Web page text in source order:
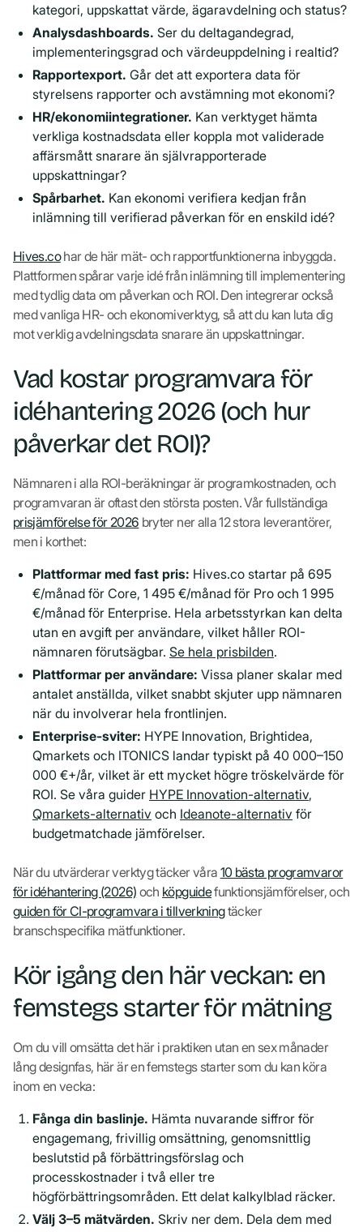
kategori, uppskattat värde, ägaravdelning och status?
Analysdashboards. Ser du deltagandegrad,
implementeringsgrad och värdeuppdelning i realtid?
Rapportexport. Går det att exportera data för
styrelsens rapporter och avstämning mot ekonomi?
HR/ekonomiintegrationer. Kan verktyget hämta
verkliga kostnadsdata eller koppla mot validerade
affärsmått snarare än självrapporterade
uppskattningar?
Spårbarhet. Kan ekonomi verifiera kedjan från
inlämning till verifierad påverkan för en enskild idé?
Hives.cohar de här mät- och rapportfunktionerna inbyggda.
Plattformen spårar varje idé från inlämning till implementering
med tydlig data om påverkan och ROI. Den integrerar också
med vanliga HR- och ekonomiverktyg, så att du kan luta dig
mot verklig avdelningsdata snarare än uppskattningar.
Vad kostar programvara för
idéhantering 2026 (och hur
påverkar det ROI)?
Nämnaren i alla ROI-beräkningar är programkostnaden, och
programvaran är oftast den största posten. Vår fullständiga
prisjämförelse för 2026 bryter ner alla 12 stora leverantörer,
men i korthet:
Plattformar med fast pris: Hives.co startar på 695
€/månad för Core, 1 495 €/månad för Pro och 1 995
€/månad för Enterprise. Hela arbetsstyrkan kan delta
utan en avgift per användare, vilket håller ROI-
nämnaren förutsägbar. Se hela prisbilden.
Plattformar per användare: Vissa planer skalar med
antalet anställda, vilket snabbt skjuter upp nämnaren
när du involverar hela frontlinjen.
Enterprise-sviter: HYPE Innovation, Brightidea,
Qmarkets och ITONICS landar typiskt på 40 000–150
000 €+/år, vilket är ett mycket högre tröskelvärde för
ROI. Se våra guider HYPE Innovation-alternativ,
Qmarkets-alternativ och Ideanote-alternativ för
budgetmatchade jämförelser.
När du utvärderar verktyg täcker våra 10 bästa programvaror
för idéhantering (2026) och köpguidefunktionsjämförelser, och
guiden för CI-programvara i tillverkningtäcker
branschspecifika mätfunktioner.
Kör igång den här veckan: en
femstegs starter för mätning
Om du vill omsätta det här i praktiken utan en sex månader
lång designfas, här är en femstegs starter som du kan köra
inom en vecka:
Fånga din baslinje. Hämta nuvarande siffror för
engagemang, frivillig omsättning, genomsnittlig
beslutstid på förbättringsförslag och
processkostnader i två eller tre
högförbättringsområden. Ett delat kalkylblad räcker.
Välj 3–5 mätvärden. Skriv ner dem. Dela dem med